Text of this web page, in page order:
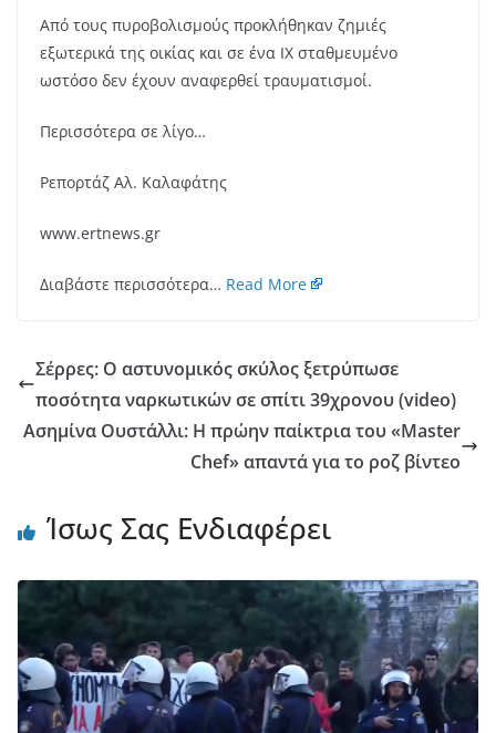
Από τους πυροβολισμούς προκλήθηκαν ζημιές
εξωτερικά της οικίας και σε ένα ΙΧ σταθμευμένο
ωστόσο δεν έχουν αναφερθεί τραυματισμοί.
Περισσότερα σε λίγο…
Ρεπορτάζ Αλ. Καλαφάτης
www.ertnews.gr
Διαβάστε περισσότερα… Read More
Σέρρες: Ο αστυνομικός σκύλος ξετρύπωσε
ποσότητα ναρκωτικών σε σπίτι 39χρονου (video)
Ασημίνα Ουστάλλι: Η πρώην παίκτρια του «Master
Chef» απαντά για το ροζ βίντεο
Ίσως Σας Ενδιαφέρει